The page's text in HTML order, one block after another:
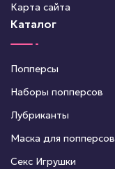
Карта сайта
Каталог
Попперсы
Наборы попперсов
Лубриканты
Маска для попперсов
Секс Игрушки